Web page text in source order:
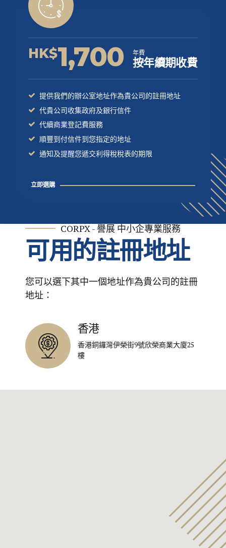
HK$1,700 年費
按年續期收費
提供我們的辦公室地址作為貴公司的註冊地址
代貴公司收集政府及銀行信件
代續商業登記費服務
順豐到付信件到您指定的地址
通知及提醒您遞交利得稅稅表的期限
立即選購
CORPX - 譽展 中小企專業服務
可用的註冊地址
您可以選下其中一個地址作為貴公司的註冊
地址：
香港
香港銅鑼灣伊榮街9號欣榮商業大廈25
樓